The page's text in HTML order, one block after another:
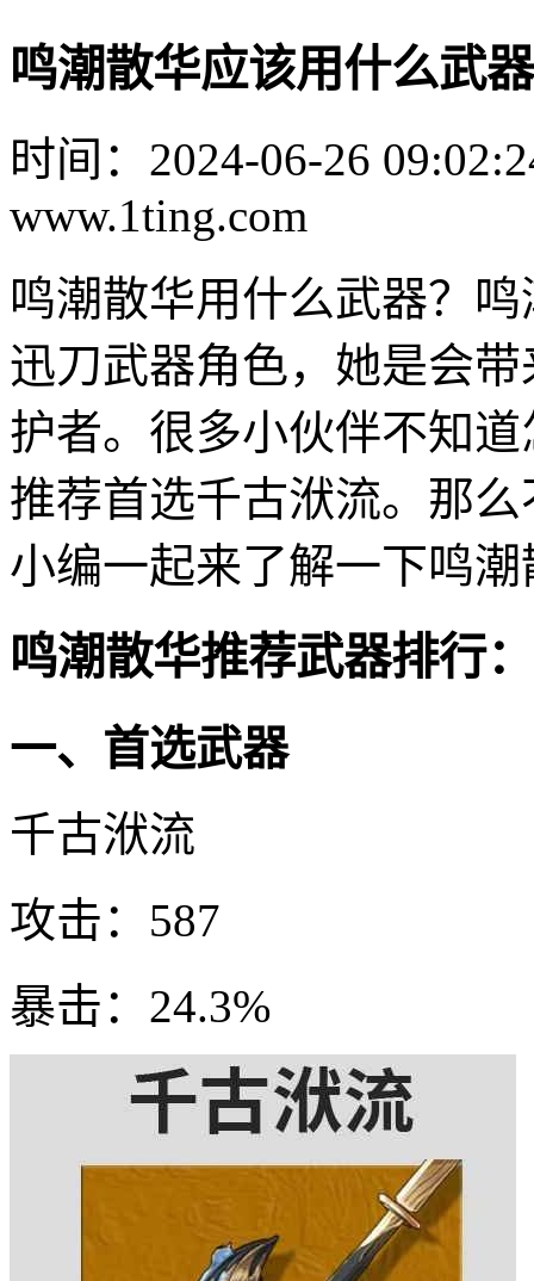
鸣潮散华应该用什么武
时间：2024-06-26
www.1ting.com
鸣潮散华用什么武器？
迅刀武器角色，她是会
护者。很多小伙伴不知
推荐首选千古洑流。那
小编一起来了解一下鸣
鸣潮散华推荐武器排行：
一、首选武器
千古洑流
攻击：587
暴击：24.3%